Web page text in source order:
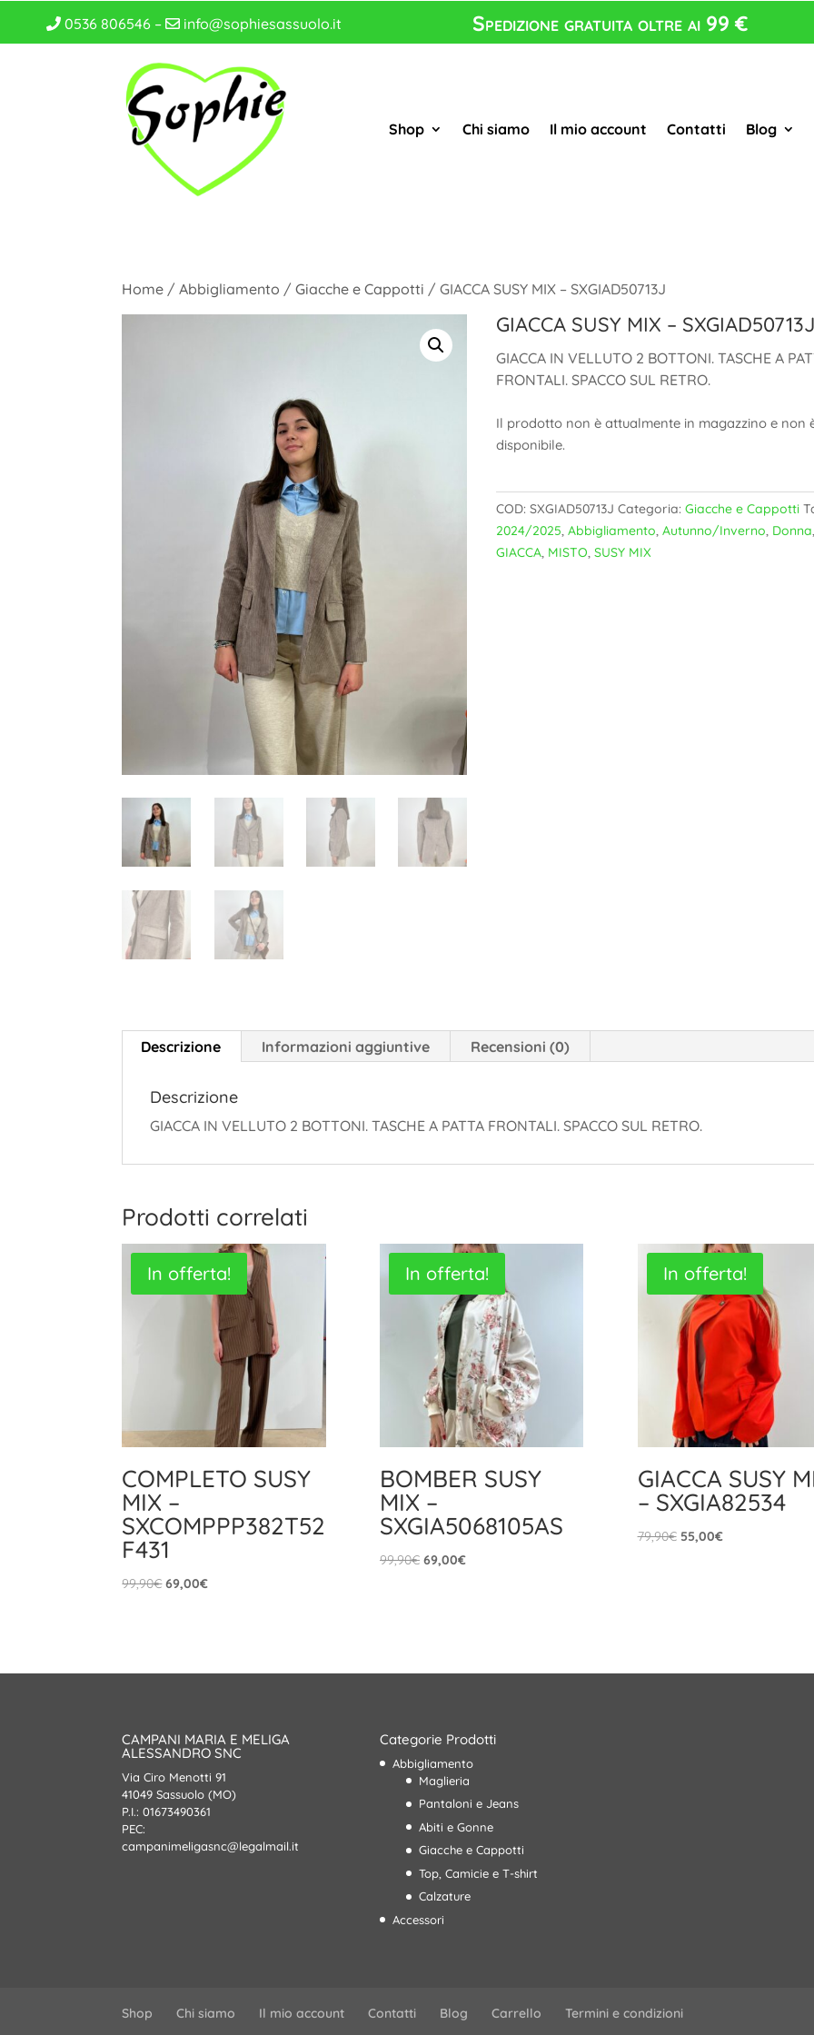
0536 806546 – info@sophiesassuolo.it Spedizione gratuita oltre ai 99 €
Shop Chi siamo Il mio account Contatti Blog
Home /Abbigliamento /Giacche e Cappotti / GIACCA SUSY MIX – SXGIAD50713J
GIACCA SUSY MIX –
GIACCA IN VELLUTO 2 BOTTONI. TASCHE A
FRONTALI. SPACCO SUL RETRO.
Il prodotto non è attualmente in magazzino e non
disponibile.
COD:SXGIAD50713J Categoria:Giacche e Cappotti
2024/2025,Abbigliamento,Autunno/Inverno, Donna
GIACCA, MISTO,SUSY MIX
Descrizione Informazioni aggiuntive Recensioni (0)
Descrizione
GIACCA IN VELLUTO 2 BOTTONI. TASCHE A PATTA FRONTALI. SPACCO SUL RETRO.
Prodotti correlati
In offerta!
COMPLETO SUSY
MIX –
SXCOMPPP382T52
F431
99,90€Il
69,00€Il
In offerta!
BOMBER SUSY
MIX –
SXGIA5068105AS
99,90€ Il
69,00€Il
In offerta!
GIACCA SUSY
– SXGIA82534
79,90€ Il
55,00€Il
CAMPANI MARIA E MELIGA
ALESSANDRO SNC
Via Ciro Menotti 91
41049 Sassuolo (MO)
P.I.: 01673490361
PEC:
campanimeligasnc@legalmail.it
Categorie Prodotti
Abbigliamento
Maglieria
Pantaloni e Jeans
Abiti e Gonne
Giacche e Cappotti
Top, Camicie e T-shirt
Calzature
Accessori
Shop Chi siamo Il mio account Contatti Blog Carrello Termini e condizioni